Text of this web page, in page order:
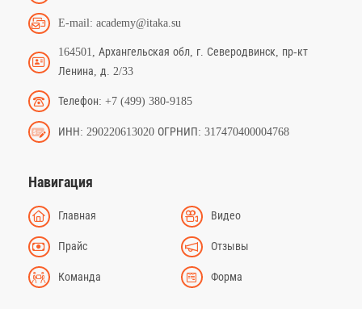
E-mail: academy@itaka.su
164501, Архангельская обл, г. Северодвинск, пр-кт
Ленина, д. 2/33
Телефон: +7 (499) 380-9185
ИНН: 290220613020 ОГРНИП: 317470400004768
Навигация
Главная Видео
Прайс Отзывы
Команда Форма